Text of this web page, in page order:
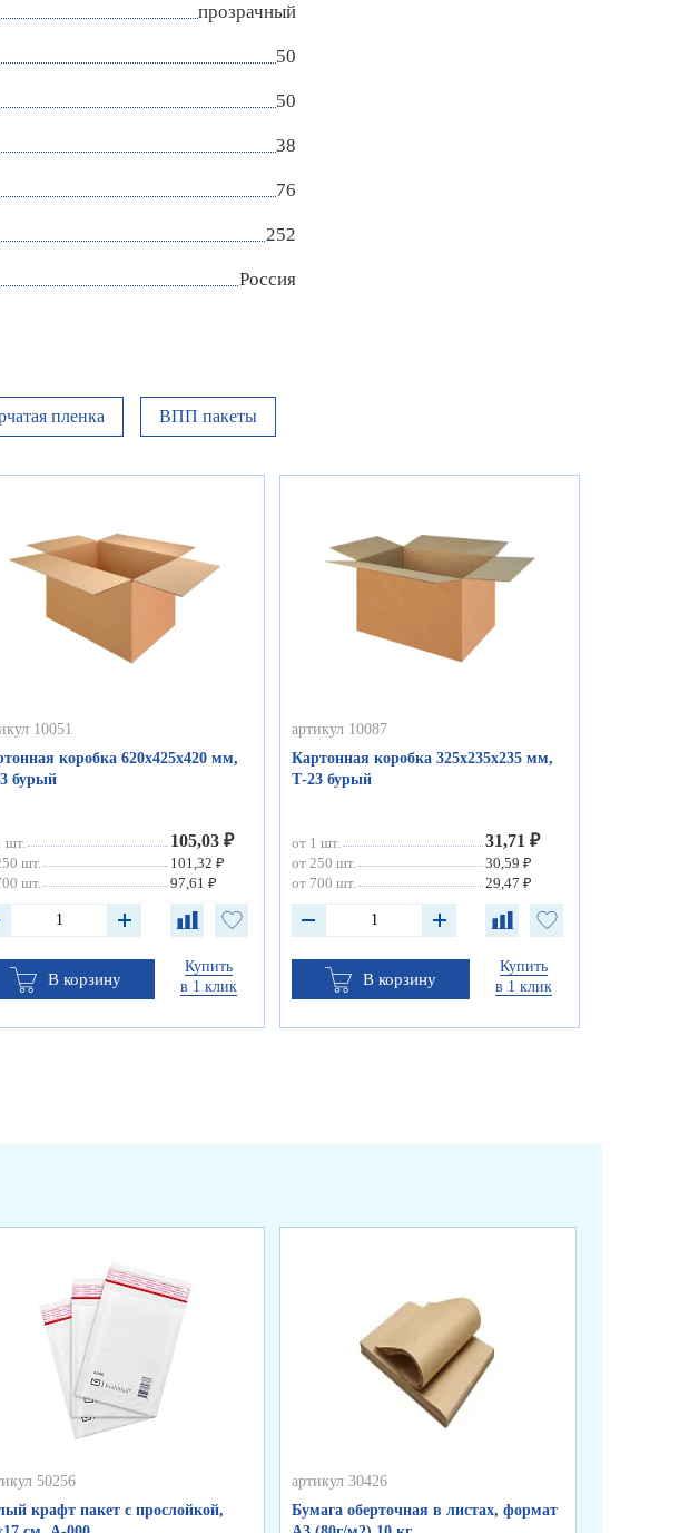
прозрачный
50
50
38
76
252
Россия
пленка ВПП пакеты
10051
коробка 620х425х420 мм,
бурый
шт. 105,03 ₽
шт.
101,32 ₽
шт.
97,61 ₽
В корзину
Купить
в 1 клик
артикул 10087
Картонная коробка 325х235х235 мм,
Т-23 бурый
от 1 шт. 31,71 ₽
от 250 шт.
30,59 ₽
от 700 шт.
29,47 ₽
В корзину
Купить
в 1 клик
50256
крафт пакет с прослойкой,
артикул 30426
Бумага оберточная в листах, формат